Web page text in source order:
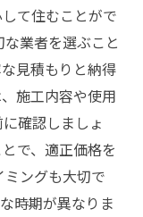
て住むことがで
業者を選ぶこと
見積もりと納得
施工内容や使用
確認しましょ
で、適正価格を
ングも大切で
時期が異なりま